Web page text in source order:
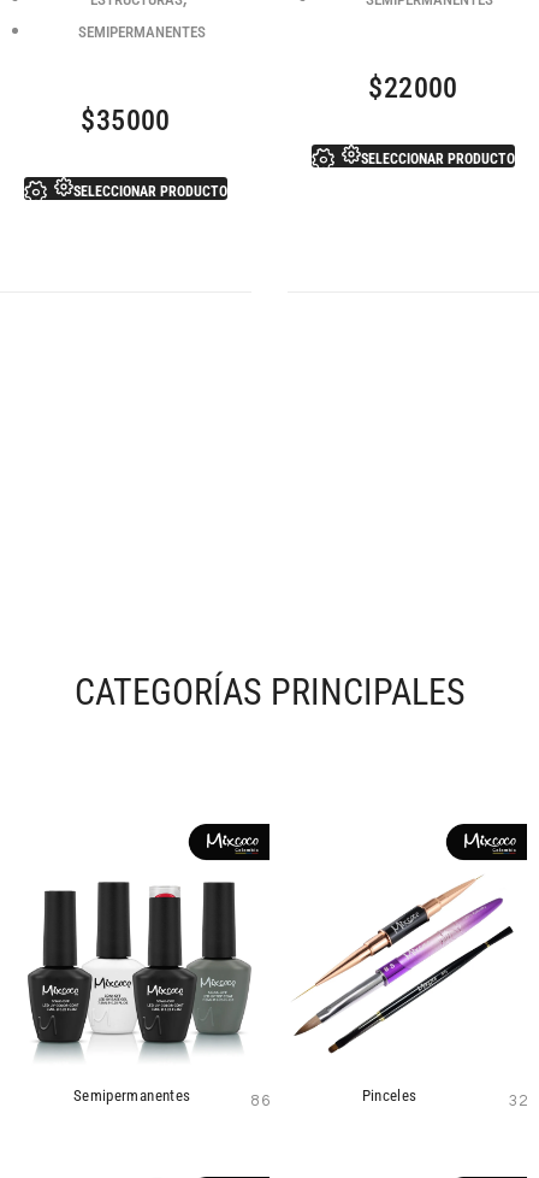
SEMIPERMANENTES
$35000
SELECCIONAR PRODUCTO
$22000
SELECCIONAR PRODUCTO
CATEGORÍAS PRINCIPALES
Semipermanentes 86 Pinceles 32